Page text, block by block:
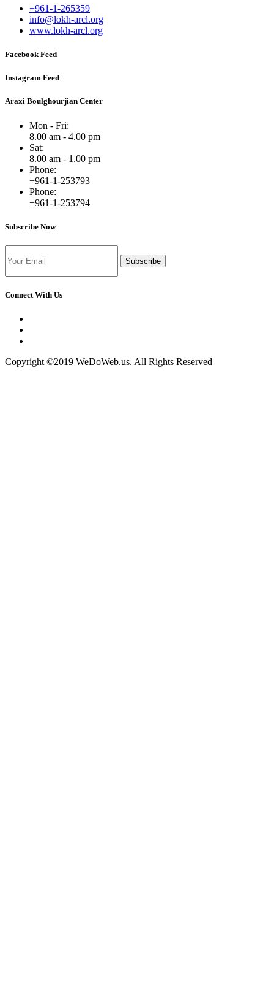
+961-1-265359
info@lokh-arcl.org
www.lokh-arcl.org
Facebook Feed
Instagram Feed
Araxi Boulghourjian Center
Mon - Fri:
8.00 am - 4.00 pm
Sat:
8.00 am - 1.00 pm
Phone:
+961-1-253793
Phone:
+961-1-253794
Subscribe Now
Subscribe
Connect With Us
Copyright ©2019 WeDoWeb.us. All Rights Reserved